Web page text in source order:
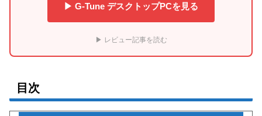
▶ G-Tune デスクトップPCを見る
▶ レビュー記事を読む
目次